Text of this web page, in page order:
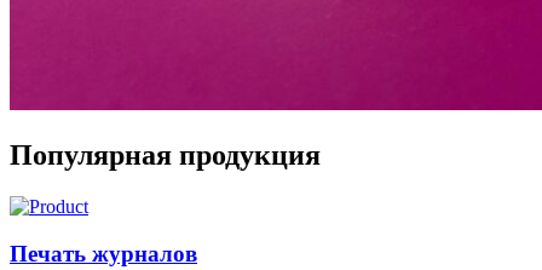
Популярная продукция
Печать журналов